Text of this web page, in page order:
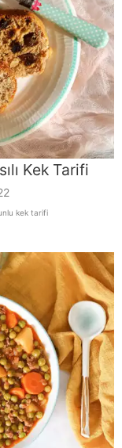
Kek Tarifi
kek tarifi